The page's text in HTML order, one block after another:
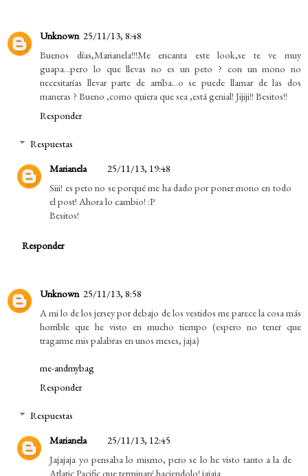
Unknown 25/11/13, 8:48
Buenos días,Marianela!!!Me encanta este look,se te ve muy
guapa...pero lo que llevas no es un peto ? con un mono no
necesitarías llevar parte de arriba...o se puede llamar de las dos
maneras ? Bueno ,como quiera que sea ,está genial! Jijiji!! Besitos!!
Responder
Respuestas
Marianela
25/11/13, 19:48
Siii! es peto no se porqué me ha dado por poner mono en todo
el post! Ahora lo cambio! :P
Besitos!
Responder
Unknown 25/11/13, 8:58
A mi lo de los jersey por debajo de los vestidos me parece la cosa más
horrible que he visto en mucho tiempo (espero no tener que
tragarme mis palabras en unos meses, jaja)
me-andmybag
Responder
Respuestas
Marianela
25/11/13, 12:45
Jajajaja yo pensaba lo mismo, pero se lo he visto tanto a la de
Atlatic Pacific que terminaré haciendolo! jajaja